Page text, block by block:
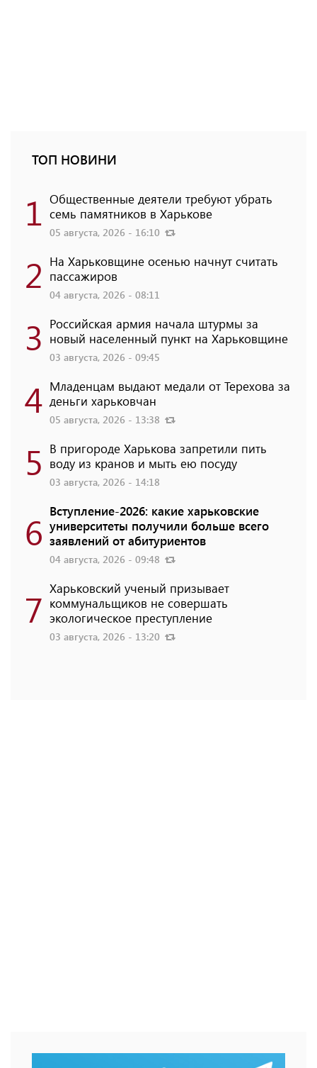
ТОП НОВИНИ
1 Общественные деятели требуют убрать
семь памятников в Харькове
05 августа, 2026 - 16:10
2 На Харьковщине осенью начнут считать
пассажиров
04 августа, 2026 - 08:11
3 Российская армия начала штурмы за
новый населенный пункт на Харьковщине
03 августа, 2026 - 09:45
4 Младенцам выдают медали от Терехова за
деньги харьковчан
05 августа, 2026 - 13:38
5 В пригороде Харькова запретили пить
воду из кранов и мыть ею посуду
03 августа, 2026 - 14:18
6 Вступление-2026: какие харьковские
университеты получили больше всего
заявлений от абитуриентов
04 августа, 2026 - 09:48
7 Харьковский ученый призывает
коммунальщиков не совершать
экологическое преступление
03 августа, 2026 - 13:20